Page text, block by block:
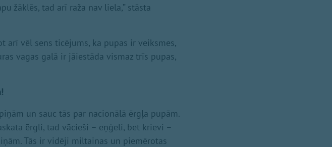
žāklēs, tad arī raža nav liela,” stāsta
arī vēl sens ticējums, ka pupas ir veiksmes,
vagas galā ir jāiestāda vismaz trīs pupas,
un sauc tās par nacionālā ērgļa pupām.
ērgli, tad vācieši – eņģeli, bet krievi –
Tās ir vidēji miltainas un piemērotas